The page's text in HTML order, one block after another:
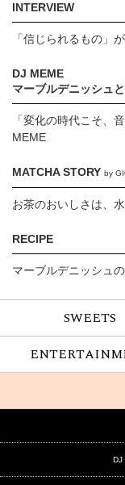
INTERVIEW
「信じられるもの」
DJ MEME
マーブルデニッシュ
「変化の時代こそ、
MEME
MATCHA STORY by
お茶のおいしさは、
RECIPE
マーブルデニッシュ
SWEETS
DJ